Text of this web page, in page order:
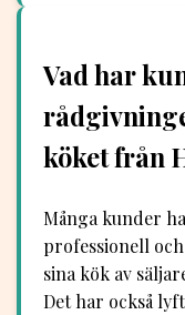
Vad har
köket från
Många kunder
professionell
sina kök av
Det har också